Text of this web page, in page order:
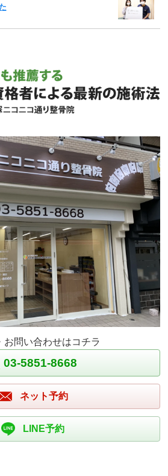
お問い合わせはコチラ
03-5851-8668
ネット予約
LINE予約